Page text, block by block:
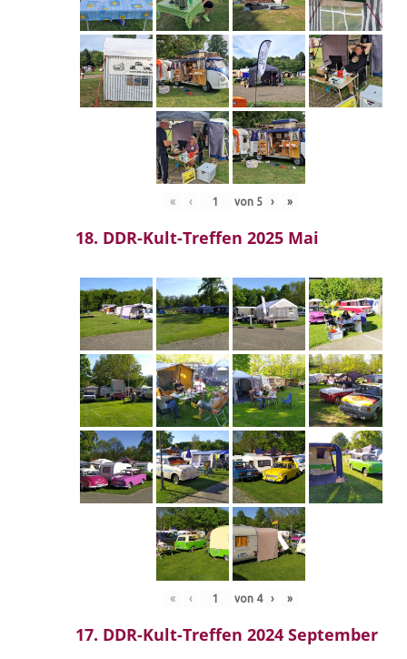
« ‹ von 5 › »
18. DDR-Kult-Treffen 2025 Mai
« ‹ von 4 › »
17. DDR-Kult-Treffen 2024 September